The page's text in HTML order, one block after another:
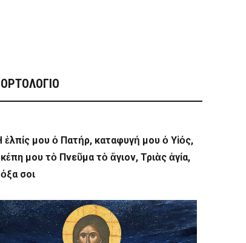
ἐλπίς μου ὁ Πατήρ, καταφυγή μου ὁ Υἱός,
μου τὸ Πνεῦμα τὸ ἅγιον, Τριὰς ἁγία,
σοι